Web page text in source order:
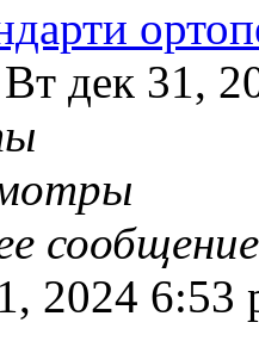
дек 31,
2024 6:53